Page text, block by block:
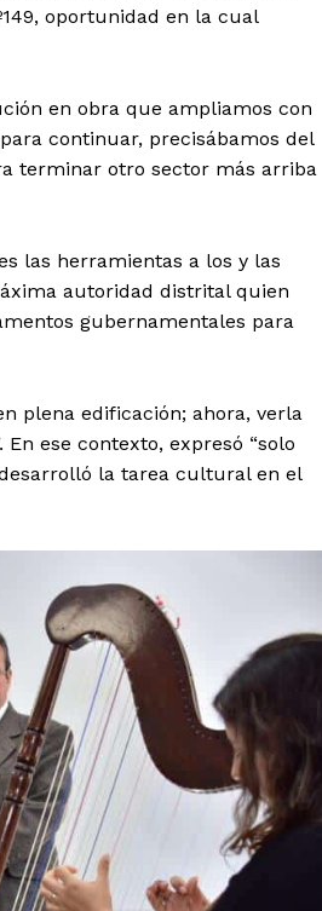
oportunidad en la cual
en obra que ampliamos con
continuar, precisábamos del
terminar otro sector más arriba
las herramientas a los y las
autoridad distrital quien
gubernamentales para
plena edificación; ahora, verla
ese contexto, expresó “solo
la tarea cultural en el